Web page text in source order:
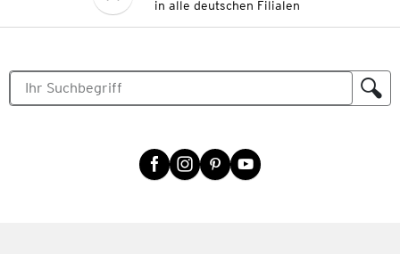
in alle deutschen Filialen